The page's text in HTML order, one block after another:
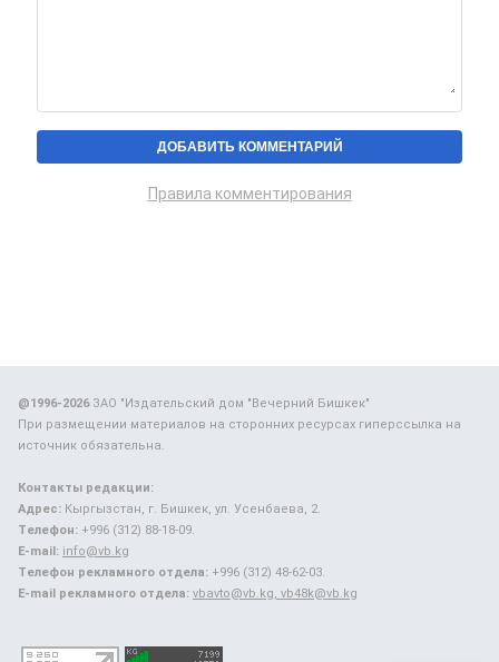
Правила комментирования
@1996-2026ЗАО "Издательский дом "Вечерний Бишкек"
При размещении материалов на сторонних ресурсах гиперссылка на
источник обязательна.
Контакты редакции:
Адрес: Кыргызстан, г. Бишкек, ул. Усенбаева, 2.
Телефон: +996 (312) 88-18-09.
E-mail: info@vb.kg
Телефон рекламного отдела: +996 (312) 48-62-03.
E-mail рекламного отдела: vbavto@vb.kg, vb48k@vb.kg